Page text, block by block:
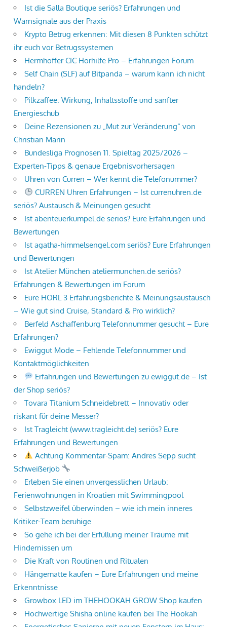
Ist die Salla Boutique seriös? Erfahrungen und
Warnsignale aus der Praxis
Krypto Betrug erkennen: Mit diesen 8 Punkten schützt
ihr euch vor Betrugssystemen
Hermhoffer CIC Hörhilfe Pro – Erfahrungen Forum
Self Chain (SLF) auf Bitpanda – warum kann ich nicht
handeln?
Pilkzaffee: Wirkung, Inhaltsstoffe und sanfter
Energieschub
Deine Rezensionen zu „Mut zur Veränderung“ von
Christian Marin
Bundesliga Prognosen 11. Spieltag 2025/2026 –
Experten-Tipps & genaue Ergebnisvorhersagen
Uhren von Curren – Wer kennt die Telefonummer?
CURREN Uhren Erfahrungen – Ist currenuhren.de
seriös? Austausch & Meinungen gesucht
Ist abenteuerkumpel.de seriös? Eure Erfahrungen und
Bewertungen
Ist agatha-himmelsengel.com seriös? Eure Erfahrungen
und Bewertungen
Ist Atelier München ateliermunchen.de seriös?
Erfahrungen & Bewertungen im Forum
Eure HORL 3 Erfahrungsberichte & Meinungsaustausch
– Wie gut sind Cruise, Standard & Pro wirklich?
Berfeld Aschaffenburg Telefonnummer gesucht – Eure
Erfahrungen?
Ewiggut Mode – Fehlende Telefonnummer und
Kontaktmöglichkeiten
Erfahrungen und Bewertungen zu ewiggut.de – Ist
der Shop seriös?
Tovara Titanium Schneidebrett – Innovativ oder
riskant für deine Messer?
Ist Tragleicht (www.tragleicht.de) seriös? Eure
Erfahrungen und Bewertungen
Achtung Kommentar-Spam: Andres Sepp sucht
Schweißerjob
Erleben Sie einen unvergesslichen Urlaub:
Ferienwohnungen in Kroatien mit Swimmingpool
Selbstzweifel überwinden – wie ich mein inneres
Kritiker-Team beruhige
So gehe ich bei der Erfüllung meiner Träume mit
Hindernissen um
Die Kraft von Routinen und Ritualen
Hängematte kaufen – Eure Erfahrungen und meine
Erkenntnisse
Growbox LED im THEHOOKAH GROW Shop kaufen
Hochwertige Shisha online kaufen bei The Hookah